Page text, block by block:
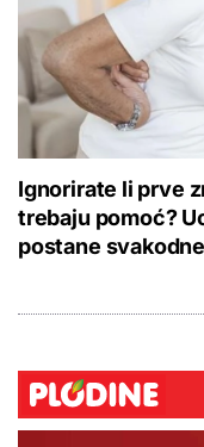
Ignorirate li prve
trebaju pomoć?
postane